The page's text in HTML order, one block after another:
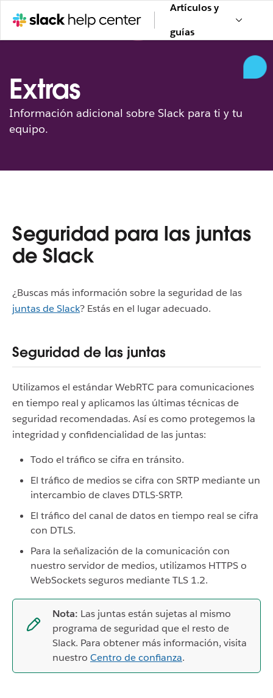
Artículos y
guías
Extras
Información adicional sobre Slack para ti y tu
equipo.
Seguridad para las juntas
de Slack
¿Buscas más información sobre la seguridad de las
juntas de Slack? Estás en el lugar adecuado.
Seguridad de las juntas
Utilizamos el estándar WebRTC para comunicaciones
en tiempo real y aplicamos las últimas técnicas de
seguridad recomendadas. Así es como protegemos la
integridad y confidencialidad de las juntas:
Todo el tráfico se cifra en tránsito.
El tráfico de medios se cifra con SRTP mediante un
intercambio de claves DTLS-SRTP.
El tráfico del canal de datos en tiempo real se cifra
con DTLS.
Para la señalización de la comunicación con
nuestro servidor de medios, utilizamos HTTPS o
WebSockets seguros mediante TLS 1.2.
Nota: Las juntas están sujetas al mismo
programa de seguridad que el resto de
Slack. Para obtener más información, visita
nuestro Centro de confianza.